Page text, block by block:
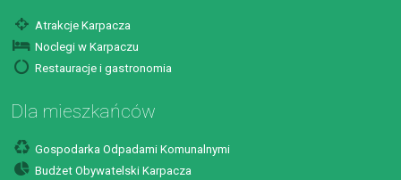
Atrakcje Karpacza
Noclegi w Karpaczu
Restauracje i gastronomia
Dla mieszkańców
Gospodarka Odpadami Komunalnymi
Budżet Obywatelski Karpacza